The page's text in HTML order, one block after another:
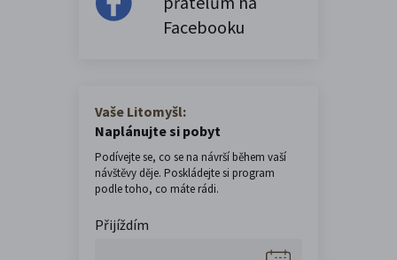
Facebooku
Vaše Litomyšl:
Naplánujte si pobyt
Podívejte se, co se na návrší během vaší
návštěvy děje. Poskládejte si program
podle toho, co máte rádi.
Přijíždím